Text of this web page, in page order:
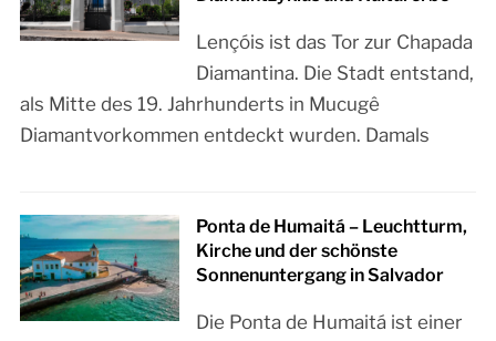
Lençóis ist das Tor zur Chapada
Diamantina. Die Stadt entstand,
als Mitte des 19. Jahrhunderts in Mucugê
Diamantvorkommen entdeckt wurden. Damals
Ponta de Humaitá – Leuchtturm,
Kirche und der schönste
Sonnenuntergang in Salvador
Die Ponta de Humaitá ist einer